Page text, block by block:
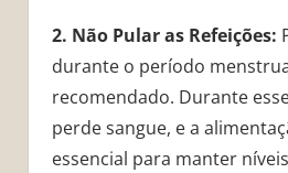
2. Não Pular as Refeições:
durante o período
recomendado. Durante
perde sangue, e a
essencial para manter